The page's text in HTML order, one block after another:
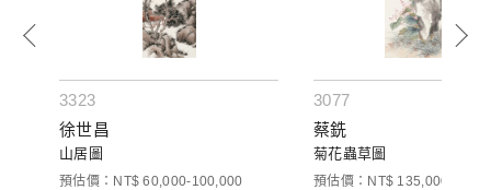
3323
徐世昌
山居圖
預估價：NT$ 60,000-100,000
3077
蔡銑
菊花蟲草圖
預估價：NT$ 135,000-